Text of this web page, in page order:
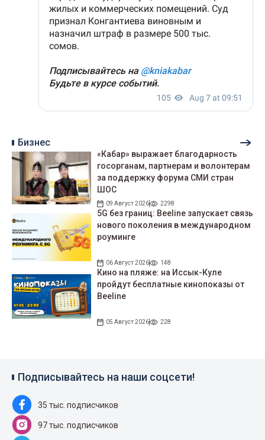
Бизнес
«Кабар» выражает благодарность
госорганам, партнерам и волонтерам
за поддержку форума СМИ стран
ШОС
09 Август 2026 2298
5G без границ: Beeline запускает связь
нового поколения в международном
роуминге
06 Август 2026 148
Кино на пляже: на Иссык-Куле
пройдут беcплатные кинопоказы от
Beeline
05 Август 2026 228
Подписывайтесь на наши соцсети!
35 тыс. подписчиков
97 тыс. подписчиков